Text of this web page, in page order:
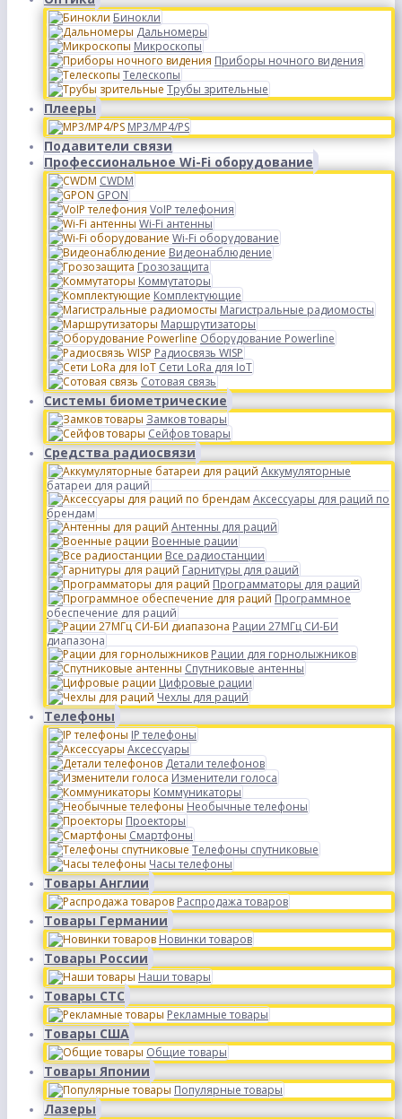
Бинокли
Дальномеры
Микроскопы
Приборы ночного видения
Телескопы
Трубы зрительные
Плееры
MP3/MP4/PS
Подавители связи
Профессиональное Wi-Fi оборудование
CWDM
GPON
VoIP телефония
Wi-Fi антенны
Wi-Fi оборудование
Видеонаблюдение
Грозозащита
Коммутаторы
Комплектующие
Магистральные радиомосты
Маршрутизаторы
Оборудование Powerline
Радиосвязь WISP
Сети LoRa для IoT
Сотовая связь
Системы биометрические
Замков товары
Сейфов товары
Средства радиосвязи
Аккумуляторные
батареи для раций
Аксессуары для раций по
брендам
Антенны для раций
Военные рации
Все радиостанции
Гарнитуры для раций
Программаторы для раций
Программное
обеспечение для раций
Рации 27МГц СИ-БИ
диапазона
Рации для горнолыжников
Спутниковые антенны
Цифровые рации
Чехлы для раций
Телефоны
IP телефоны
Аксессуары
Детали телефонов
Изменители голоса
Коммуникаторы
Необычные телефоны
Проекторы
Смартфоны
Телефоны спутниковые
Часы телефоны
Товары Англии
Распродажа товаров
Товары Германии
Новинки товаров
Товары России
Наши товары
Товары СТС
Рекламные товары
Товары США
Общие товары
Товары Японии
Популярные товары
Лазеры